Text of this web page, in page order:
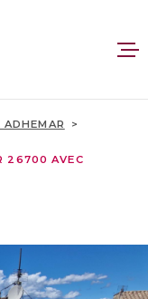
VENTES
ADHEMAR
26700 AVEC